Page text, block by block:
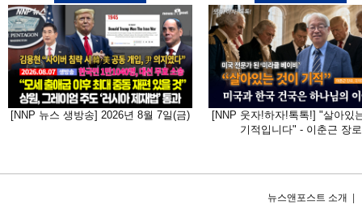
[NNP 뉴스 생방송] 2026년 8월 7일(금)
[NNP 웃자!하자!톡톡!] "살아있
기적입니다" - 이춘근 장로
뉴스앤포스트 소개